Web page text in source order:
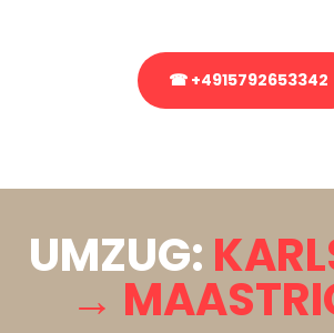
☎ +4915792653342
UMZUG:
→